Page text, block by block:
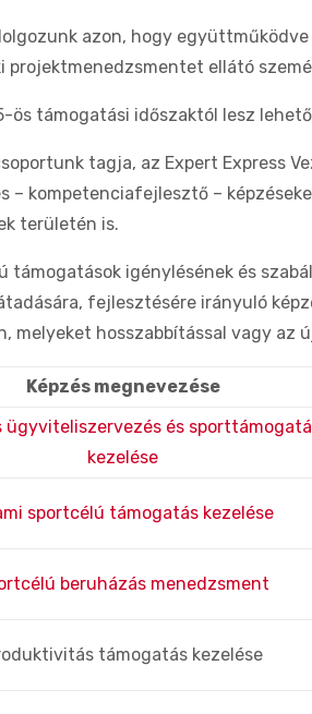
azon, hogy
projektmenedzsmentet ellátó
ös támogatási időszaktól lesz
tagja, az Expert Express
– kompetenciafejlesztő –
területén is.
támogatások igénylésének és
fejlesztésére irányuló
melyeket hosszabbítással vagy
Képzés megnevezése
ügyviteliszervezés és
kezelése
sportcélú támogatás kezelése
beruházás menedzsment
támogatás kezelése